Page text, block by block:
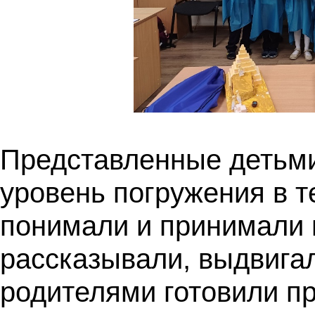
Представленные
уровень погружения в
понимали и принимали
рассказывали,
родителями готовили